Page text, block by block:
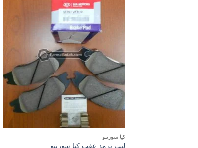
کیا سورنتو
لنت ترمز عقب کیا سورنتو